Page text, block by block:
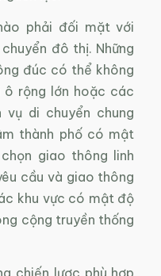
phải đối mặt với
đô thị. Những
đúc có thể không
ô rộng lớn hoặc các
di chuyển chung
thành phố có mật
giao thông linh
cầu và giao thông
khu vực có mật độ
cộng truyền thống